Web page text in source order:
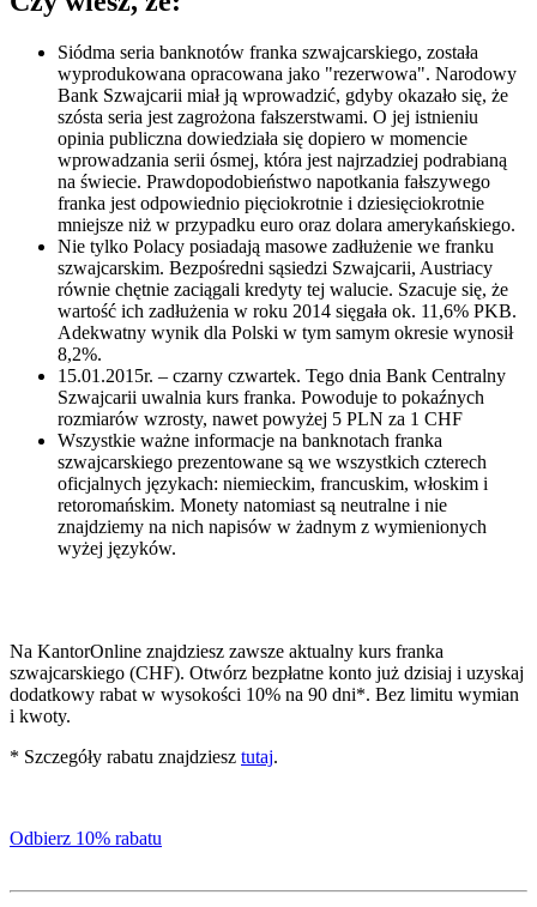
Siódma seria banknotów franka szwajcarskiego, została
wyprodukowana opracowana jako "rezerwowa". Narodowy
Bank Szwajcarii miał ją wprowadzić, gdyby okazało się, że
szósta seria jest zagrożona fałszerstwami. O jej istnieniu
opinia publiczna dowiedziała się dopiero w momencie
wprowadzania serii ósmej, która jest najrzadziej podrabianą
na świecie. Prawdopodobieństwo napotkania fałszywego
franka jest odpowiednio pięciokrotnie i dziesięciokrotnie
mniejsze niż w przypadku euro oraz dolara amerykańskiego.
Nie tylko Polacy posiadają masowe zadłużenie we franku
szwajcarskim. Bezpośredni sąsiedzi Szwajcarii, Austriacy
równie chętnie zaciągali kredyty tej walucie. Szacuje się, że
wartość ich zadłużenia w roku 2014 sięgała ok. 11,6% PKB.
Adekwatny wynik dla Polski w tym samym okresie wynosił
8,2%.
15.01.2015r. – czarny czwartek. Tego dnia Bank Centralny
Szwajcarii uwalnia kurs franka. Powoduje to pokaźnych
rozmiarów wzrosty, nawet powyżej 5 PLN za 1 CHF
Wszystkie ważne informacje na banknotach franka
szwajcarskiego prezentowane są we wszystkich czterech
oficjalnych językach: niemieckim, francuskim, włoskim i
retoromańskim. Monety natomiast są neutralne i nie
znajdziemy na nich napisów w żadnym z wymienionych
wyżej języków.
Na KantorOnline znajdziesz zawsze aktualny kurs franka
szwajcarskiego (CHF). Otwórz bezpłatne konto już dzisiaj i uzyskaj
dodatkowy rabat w wysokości 10% na 90 dni*. Bez limitu wymian
i kwoty.
* Szczegóły rabatu znajdziesz tutaj.
Odbierz 10% rabatu